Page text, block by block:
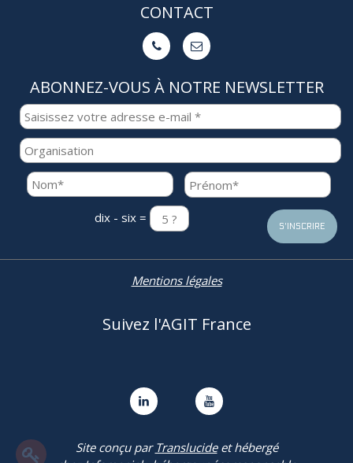
CONTACT
 
ABONNEZ-VOUS À NOTRE NEWSLETTER
dix - six =
Mentions légales
Suivez l'AGIT France
 
Site conçu par Translucideet hébergé